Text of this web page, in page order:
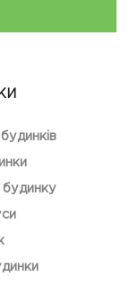
будинку